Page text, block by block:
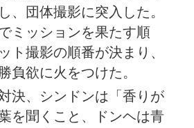
、団体撮影に突入した。
ミッションを果たす順
ト撮影の順番が決まり、
負欲に火をつけた。
決、シンドンは「香りが
を聞くこと、ドンヘは青